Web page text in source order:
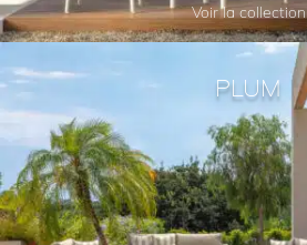
Voir la collection
PLUM